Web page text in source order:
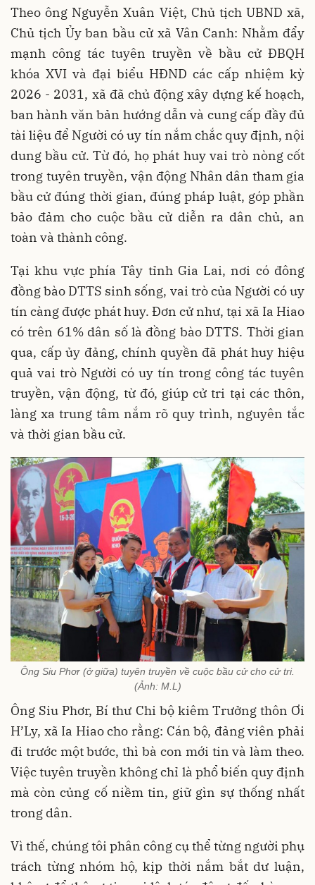
Theo ông Nguyễn Xuân Việt, Chủ tịch UBND xã,
Chủ tịch Ủy ban bầu cử xã Vân Canh: Nhằm đẩy
mạnh công tác tuyên truyền về bầu cử ĐBQH
khóa XVI và đại biểu HĐND các cấp nhiệm kỳ
2026 - 2031, xã đã chủ động xây dựng kế hoạch,
ban hành văn bản hướng dẫn và cung cấp đầy đủ
tài liệu để Người có uy tín nắm chắc quy định, nội
dung bầu cử. Từ đó, họ phát huy vai trò nòng cốt
trong tuyên truyền, vận động Nhân dân tham gia
bầu cử đúng thời gian, đúng pháp luật, góp phần
bảo đảm cho cuộc bầu cử diễn ra dân chủ, an
toàn và thành công.
Tại khu vực phía Tây tỉnh Gia Lai, nơi có đông
đồng bào DTTS sinh sống, vai trò của Người có uy
tín càng được phát huy. Đơn cử như, tại xã Ia Hiao
có trên 61% dân số là đồng bào DTTS. Thời gian
qua, cấp ủy đảng, chính quyền đã phát huy hiệu
quả vai trò Người có uy tín trong công tác tuyên
truyền, vận động, từ đó, giúp cử tri tại các thôn,
làng xa trung tâm nắm rõ quy trình, nguyên tắc
và thời gian bầu cử.
Ông Siu Phơr (ở giữa) tuyên truyền về cuộc bầu cử cho cử tri.
(Ảnh: M.L)
Ông Siu Phơr, Bí thư Chi bộ kiêm Trưởng thôn Ơi
H’Ly, xã Ia Hiao cho rằng: Cán bộ, đảng viên phải
đi trước một bước, thì bà con mới tin và làm theo.
Việc tuyên truyền không chỉ là phổ biến quy định
mà còn củng cố niềm tin, giữ gìn sự thống nhất
trong dân.
Vì thế, chúng tôi phân công cụ thể từng người phụ
trách từng nhóm hộ, kịp thời nắm bắt dư luận,